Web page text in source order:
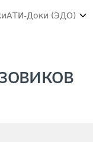
АТИ-Доки (ЭДО)